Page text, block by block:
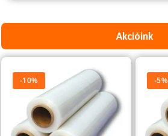
Akcióink
-10% -5%